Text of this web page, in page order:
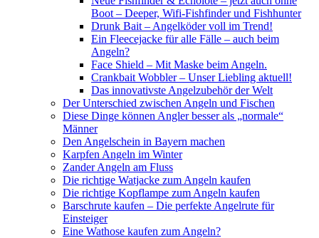
Boot – Deeper, Wifi-Fishfinder und Fishhunter
Drunk Bait – Angelköder voll im Trend!
Ein Fleecejacke für alle Fälle – auch beim
Angeln?
Face Shield – Mit Maske beim Angeln.
Crankbait Wobbler – Unser Liebling aktuell!
Das innovativste Angelzubehör der Welt
Der Unterschied zwischen Angeln und Fischen
Diese Dinge können Angler besser als „normale“
Männer
Den Angelschein in Bayern machen
Karpfen Angeln im Winter
Zander Angeln am Fluss
Die richtige Watjacke zum Angeln kaufen
Die richtige Kopflampe zum Angeln kaufen
Barschrute kaufen – Die perfekte Angelrute für
Einsteiger
Eine Wathose kaufen zum Angeln?